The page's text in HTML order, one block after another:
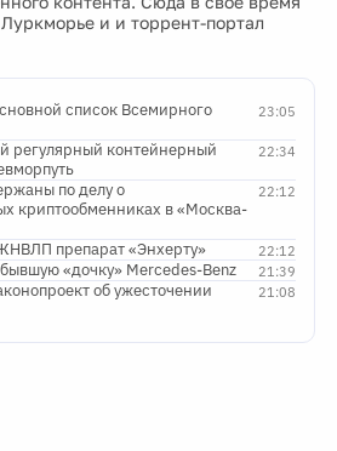
и и торрент-портал
23:05
список Всемирного
22:34
регулярный контейнерный
22:12
по делу о
криптообменниках в «Москва-
22:12
препарат «Энхерту»
21:39
«дочку» Mercedes-Benz
21:08
об ужесточении